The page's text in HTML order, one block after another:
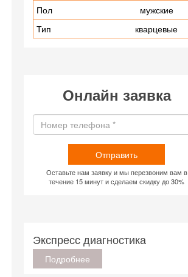
Пол
мужские
Тип
кварцевые
Онлайн заявка
Отправить
Оставьте нам заявку и мы перезвоним вам в
течение 15 минут и сделаем скидку до 30%
Экспресс диагностика
Подробнее